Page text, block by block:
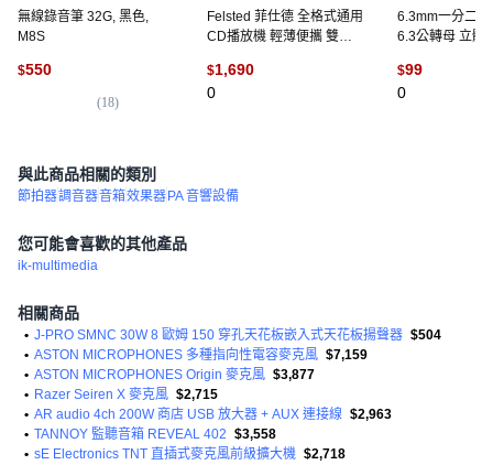
無線錄音筆 32G, 黑色,
M8S
$550
(18)
Felsted 菲仕德 全格式通用
CD播放機 輕薄便攜 雙向
器, 白色, X3B
$1,690
0
6.3mm一分二
6.3公轉母 立體
TS 單音
$99
0
與此商品相關的類別
節拍器調音器音箱效果器 PA 音響設備
您可能會喜歡的其他產品
ik-multimedia
相關商品
• J-PRO SMNC 30W 8 歐姆 150 穿孔天花板嵌入式天花板揚聲器 $504
• ASTON MICROPHONES 多種指向性電容麥克風 $7,159
• ASTON MICROPHONES Origin 麥克風 $3,877
• Razer Seiren X 麥克風 $2,715
• AR audio 4ch 200W 商店 USB 放大器 + AUX 連接線 $2,963
• TANNOY 監聽音箱 REVEAL 402 $3,558
• sE Electronics TNT 直插式麥克風前級擴大機 $2,718